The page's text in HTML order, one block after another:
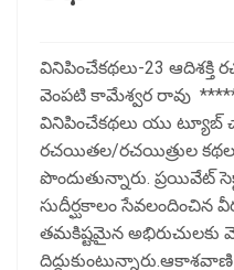
వినిపించేకథలు-23 ఆదిశక్తి
వెంపటి కామేశ్వర రావు
వినిపించేకథలు యు ట్యూబ్
రచయితల/రచయిత్రుల
పొందుతున్నారు. ప్రయివేట్
సుదీర్ఘకాలం సేవలందించిన
తమకిష్టమైన అభిరుచులకు